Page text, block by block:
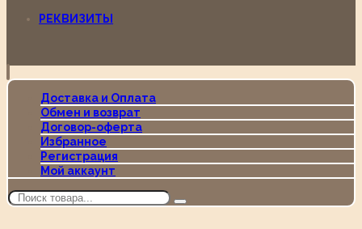
РЕКВИЗИТЫ
Доставка и Оплата
Обмен и возврат
Договор-оферта
Избранное
Регистрация
Мой аккаунт